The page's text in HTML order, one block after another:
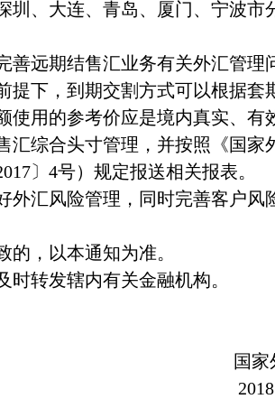
、大连、青岛、厦门、宁波市
远期结售汇业务有关外汇管理
下，到期交割方式可以根据套
用的参考价应是境内真实、有
综合头寸管理，并按照《国家
〕 4号）规定报送相关报表。
汇风险管理，同时完善客户风
，以本通知为准。
转发辖内有关金融机构。
国
2018